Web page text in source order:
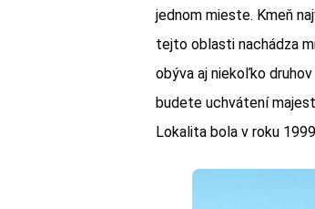
jednom mieste. Kmeň
tejto oblasti nachádza
obýva aj niekoľko
budete uchvátení
Lokalita bola v roku